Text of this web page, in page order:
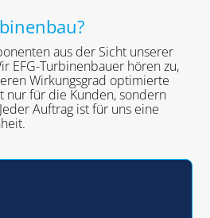
aus der Sicht unserer
EFG-Turbinenbauer hören zu,
Wirkungsgrad optimierte
nur für die Kunden, sondern
Auftrag ist für uns eine